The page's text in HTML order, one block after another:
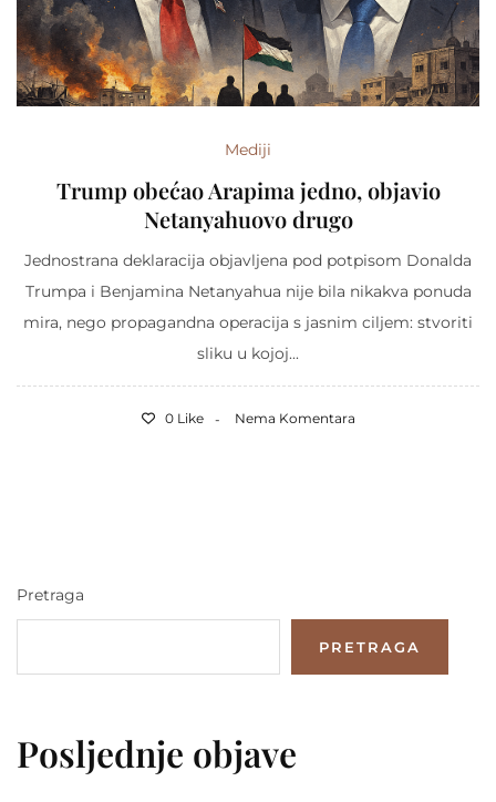
Mediji
Trump obećao Arapima jedno, objavio
Netanyahuovo drugo
Jednostrana deklaracija objavljena pod potpisom Donalda
Trumpa i Benjamina Netanyahua nije bila nikakva ponuda
mira, nego propagandna operacija s jasnim ciljem: stvoriti
sliku u kojoj...
0 Like Nema Komentara
Pretraga
PRETRAGA
Posljednje objave